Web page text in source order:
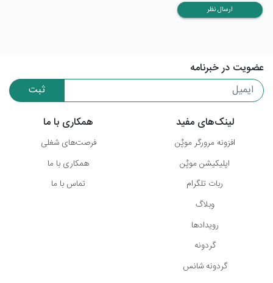
ارسال نظر
عضویت در خبرنامه
ثبت
لینک‌های مفید
افزونه مرورگر موپُن
اپلیکیشن موپُن
ربات تلگرام
وبلاگ
رویدادها
گردونه
گردونه شانس
همکاری با ما
فرصت‌های شغلی
همکاری با ما
تماس با ما